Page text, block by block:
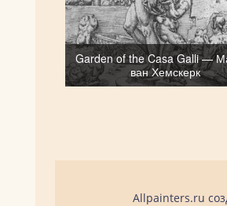
Garden of the Casa Galli —
ван Хемскерк
Allpainters.ru